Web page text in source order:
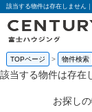
該当する物件は存在しません
TOPページ 物件検索
該当する物件は存在
お探し